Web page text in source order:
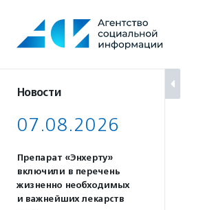
содержанию
Новости
07.08.2026
Препарат «Энхерту»
включили в перечень
жизненно необходимых
и важнейших лекарств